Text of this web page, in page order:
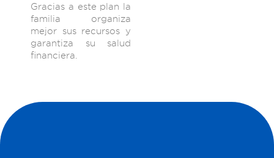
Gracias a este plan la
familia organiza
mejor sus recursos y
garantiza su salud
financiera.